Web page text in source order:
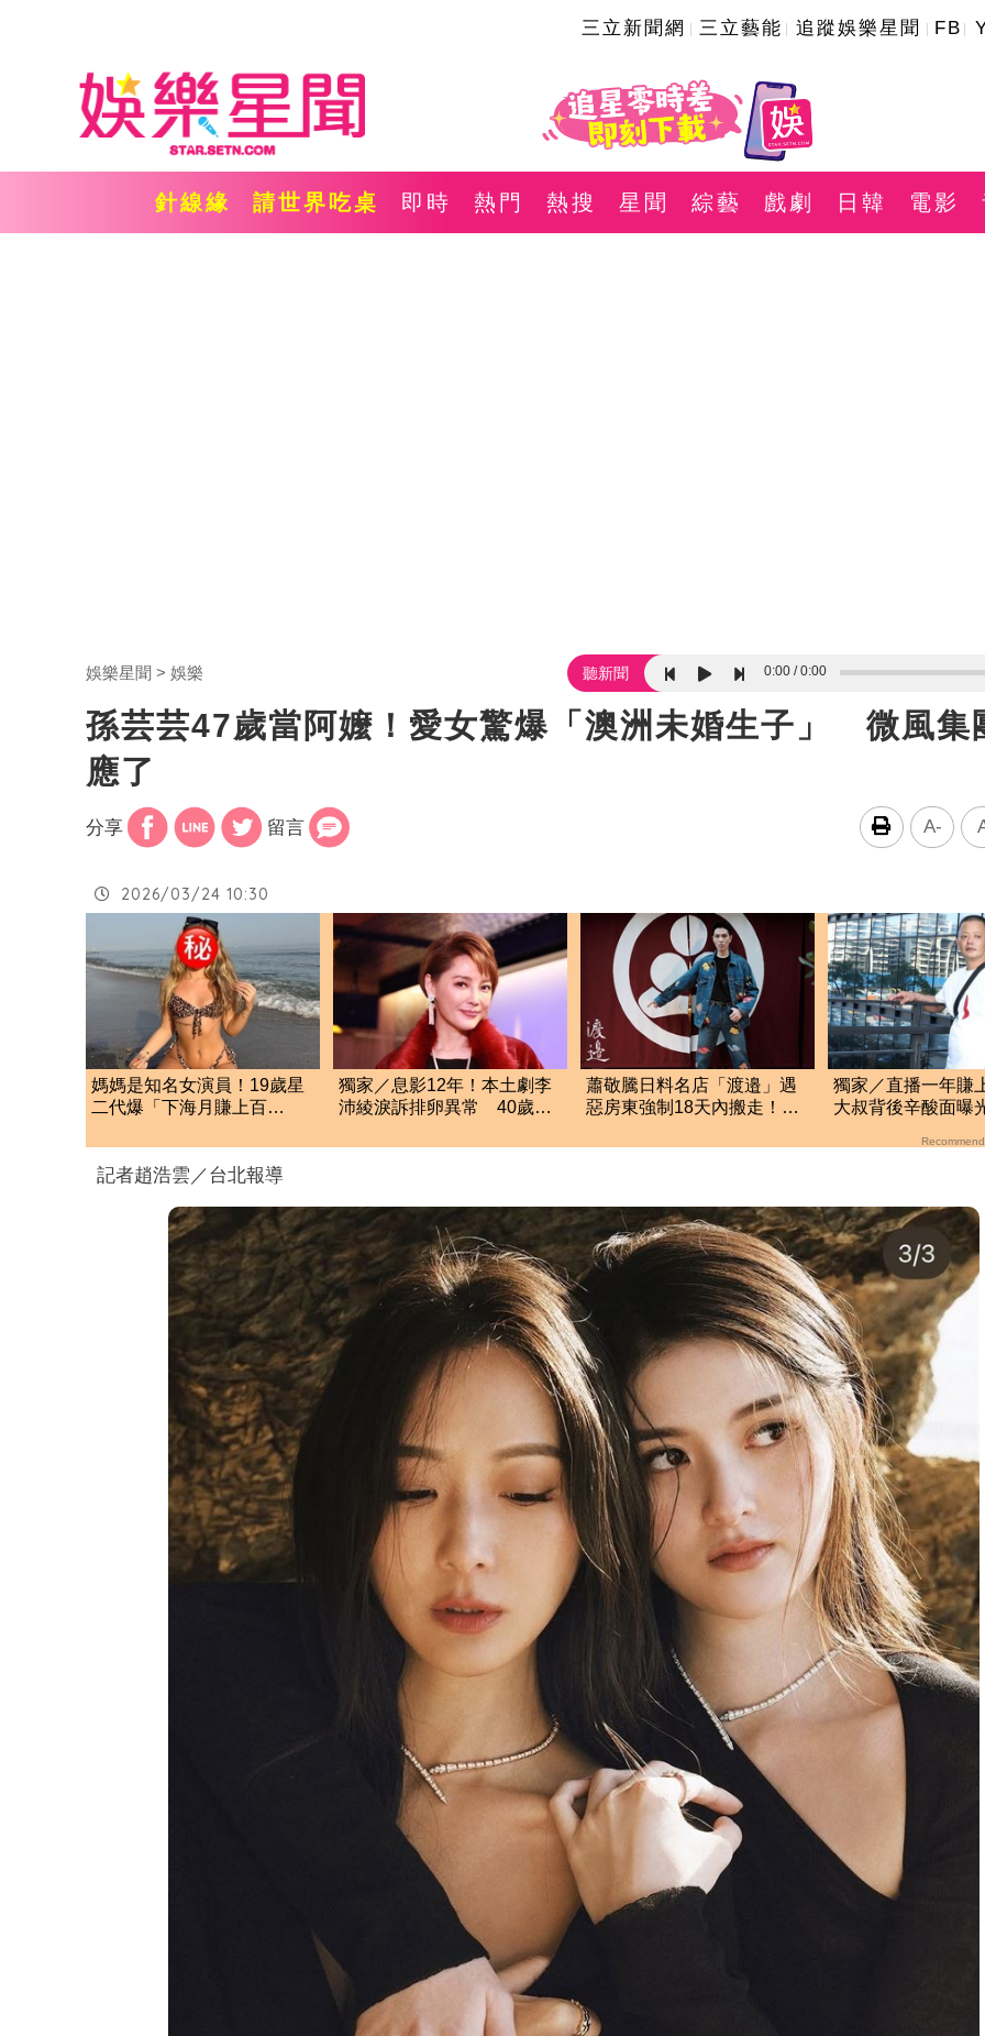
三立新聞網 三立藝能 追蹤娛樂星聞 FB
針線緣 請世界吃桌 即時 熱門 熱搜 星聞 綜藝 戲劇 日韓 電影
娛樂星聞 娛樂 聽新聞 0:00 0:00
孫芸芸47歲當阿嬤！愛女驚爆「澳洲未婚生子」 微風集
應了
分享 留言 A-
2026/03/24 10:30
媽媽是知名女演員！19歲星
二代爆「下海月賺上百
獨家／息影12年！本土劇李
沛綾淚訴排卵異常 40歲試
蕭敬騰日料名店「渡邉」遇
惡房東強制18天內搬走！逼
獨家／直播一年賺
大叔背後辛酸面
記者趙浩雲／台北報導